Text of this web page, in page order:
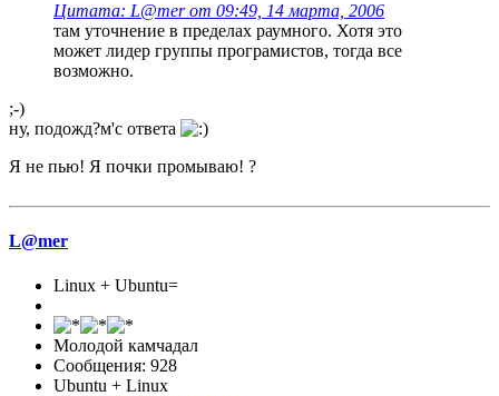
Цитата: L@mer от 09:49, 14 марта, 2006
там уточнение в пределах раумного. Хотя это
может лидер группы програмистов, тогда все
возможно.
;-)
ну, подожд?м'c ответа
Я не пью! Я почки промываю! ?
L@mer
Linux + Ubuntu=
Молодой камчадал
Сообщения: 928
Ubuntu + Linux